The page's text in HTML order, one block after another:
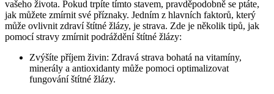
vašeho života. Pokud trpíte tímto stavem, pravděpodobně se ptáte,
jak můžete zmírnit své příznaky. Jedním z hlavních faktorů, který
může ovlivnit zdraví štítné žlázy, je strava. Zde je několik tipů, jak
pomocí stravy zmírnit podráždění štítné žlázy:
Zvýšíte příjem živin: Zdravá strava bohatá na vitamíny,
minerály a antioxidanty může pomoci optimalizovat
fungování štítné žlázy.